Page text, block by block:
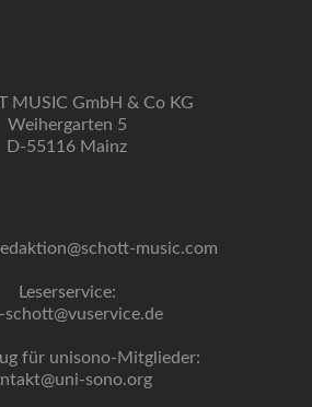
MUSIC GmbH & Co KG
Weihergarten 5
D-55116 Mainz
music.com
Leserservice:
schott@vuservice.de
für unisono-Mitglieder:
sono.org